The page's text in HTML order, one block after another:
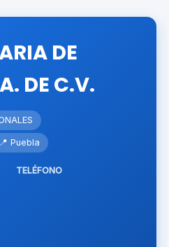
DE
DE C.V.
📍 Puebla
TELÉFONO